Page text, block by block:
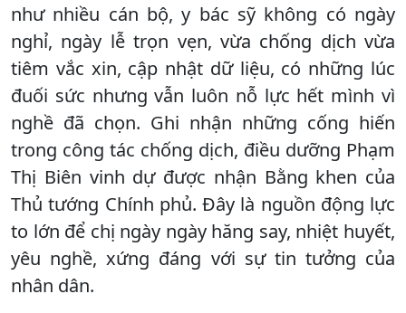
như nhiều cán bộ, y bác sỹ không có ngày
nghỉ, ngày lễ trọn vẹn, vừa chống dịch vừa
tiêm vắc xin, cập nhật dữ liệu, có những lúc
đuối sức nhưng vẫn luôn nỗ lực hết mình vì
nghề đã chọn. Ghi nhận những cống hiến
trong công tác chống dịch, điều dưỡng Phạm
Thị Biên vinh dự được nhận Bằng khen của
Thủ tướng Chính phủ. Đây là nguồn động lực
to lớn để chị ngày ngày hăng say, nhiệt huyết,
yêu nghề, xứng đáng với sự tin tưởng của
nhân dân.